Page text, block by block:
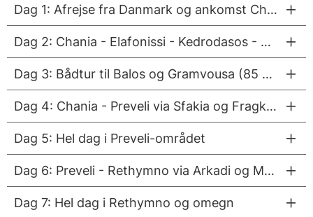
Dag 1: Afrejse fra Danmark og ankomst Chania (15 km / 25 minutter)
Dag 2: Chania - Elafonissi - Kedrodasos - Chania (150 km / 3-4 timer)
Dag 3: Bådtur til Balos og Gramvousa (85 km / 1,5 time)
Dag 4: Chania - Preveli via Sfakia og Fragkokastello (ca. 120 km / 3 timer)
Dag 5: Hel dag i Preveli-området
Dag 6: Preveli - Rethymno via Arkadi og Margarites (90 km km / 2,5 timer)
Dag 7: Hel dag i Rethymno og omegn